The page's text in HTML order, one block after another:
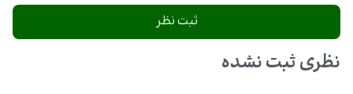
نظری ثبت نشده